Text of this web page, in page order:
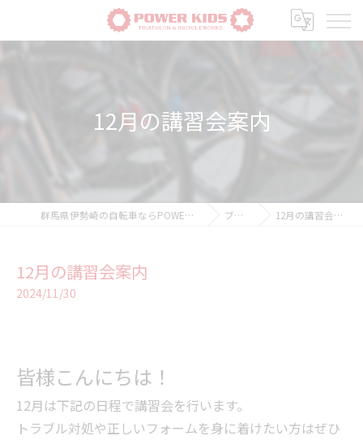
12月の講習会案内
群馬県伊勢崎の自転車ならPOWER-KIDS ブログ 12月の講習会案内
12月の講習会案内
2024/11/30
皆様こんにちは！
12月は下記の日程で講習会を行います。
トラブル対処や正しいフォームを身に着けたい方はぜひ